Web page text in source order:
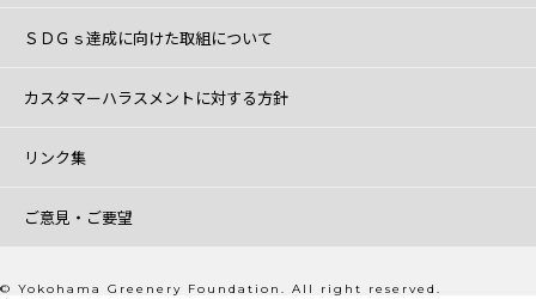
ＳＤＧｓ達成に向けた取組について
カスタマーハラスメントに対する方針
リンク集
ご意見・ご要望
© Yokohama Greenery Foundation. All right reserved.